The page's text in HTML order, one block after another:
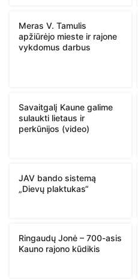
Meras V. Tamulis
apžiūrėjo mieste ir rajone
vykdomus darbus
Savaitgalį Kaune galime
sulaukti lietaus ir
perkūnijos (video)
JAV bando sistemą
„Dievų plaktukas“
Ringaudų Jonė – 700-asis
Kauno rajono kūdikis